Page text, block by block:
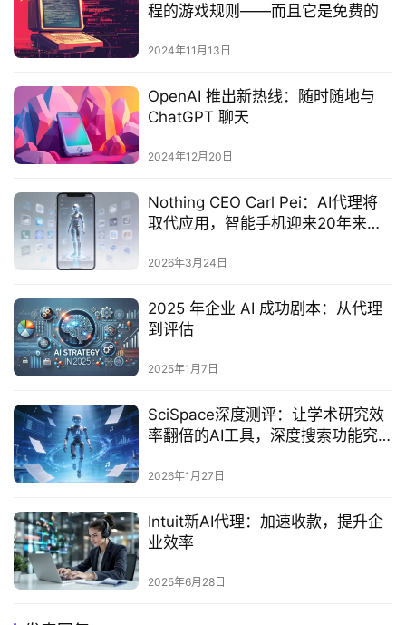
程的游戏规则——而且它是免费的
2024年11月13日
OpenAI 推出新热线：随时随地与
ChatGPT 聊天
2024年12月20日
Nothing CEO Carl Pei：AI代理将
取代应用，智能手机迎来20年来最
2026年3月24日
2025 年企业 AI 成功剧本：从代理
到评估
2025年1月7日
SciSpace深度测评：让学术研究效
率翻倍的AI工具，深度搜索功能究
2026年1月27日
Intuit新AI代理：加速收款，提升企
业效率
2025年6月28日